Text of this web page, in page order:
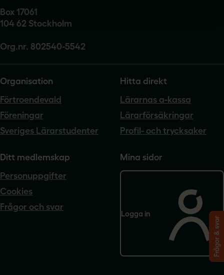
Box 17061
104 62 Stockholm
Org.nr. 802540-5542
Organisation
Förtroendevald
Föreningar
Sveriges Lärarstudenter
Hitta direkt
Lärarnas a-kassa
Lärarförsäkringar
Profil- och trycksaker
Ditt medlemskap
Personuppgifter
Cookies
Frågor och svar
Mina sidor
Logga in
Frågor & svar